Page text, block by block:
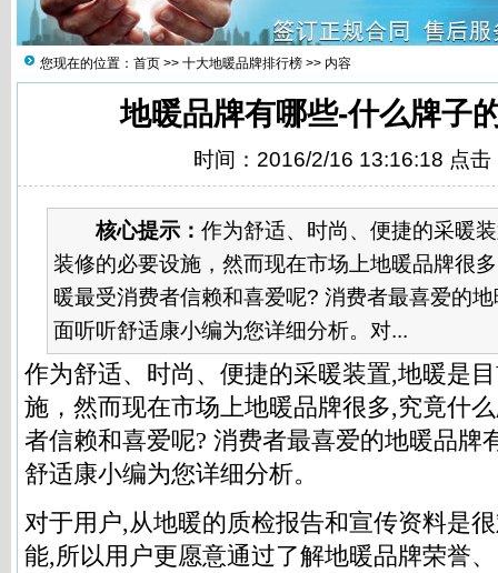
您现在的位置： 首页 >> 十大地暖品牌排行榜 >> 内容
地暖品牌有哪些-什么牌子
时间：2016/2/16 13:16:18 点击
核心提示： 作为舒适、时尚、便捷的采暖
装修的必要设施，然而现在市场上地暖品牌很
暖最受消费者信赖和喜爱呢? 消费者最喜爱的
面听听舒适康小编为您详细分析。对...
作为舒适、时尚、便捷的采暖装置,地暖是
施，然而现在市场上地暖品牌很多,究竟什
者信赖和喜爱呢? 消费者最喜爱的地暖品牌
舒适康小编为您详细分析。
对于用户,从地暖的质检报告和宣传资料是
能,所以用户更愿意通过了解地暖品牌荣誉